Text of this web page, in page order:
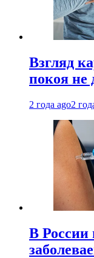
Взгляд
покоя не
2 года ago2
В России